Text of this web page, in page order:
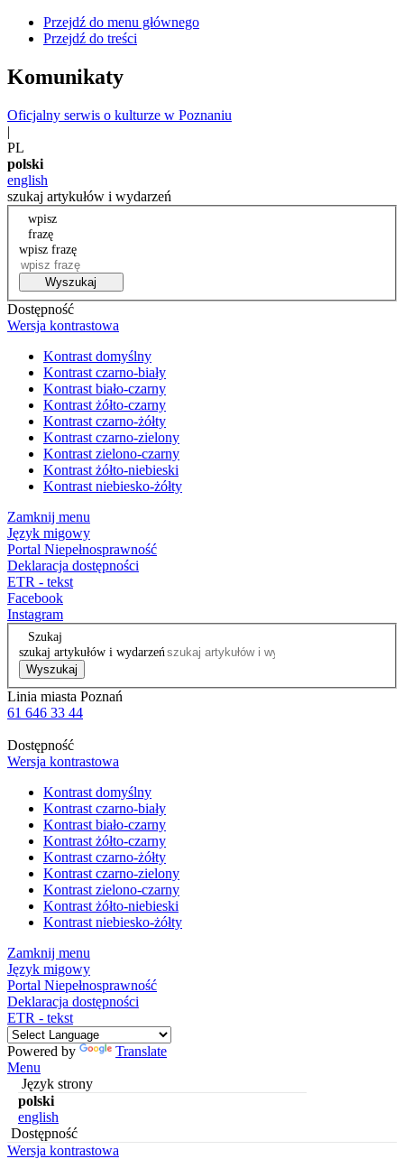
Przejdź do menu głównego
Przejdź do treści
Komunikaty
Oficjalny serwis o kulturze w Poznaniu
|
PL
polski
english
szukaj artykułów i wydarzeń
wpisz
frazę
wpisz frazę
Wyszukaj
Dostępność
Wersja kontrastowa
Kontrast domyślny
Kontrast czarno-biały
Kontrast biało-czarny
Kontrast żółto-czarny
Kontrast czarno-żółty
Kontrast czarno-zielony
Kontrast zielono-czarny
Kontrast żółto-niebieski
Kontrast niebiesko-żółty
Zamknij menu
Język migowy
Portal Niepełnosprawność
Deklaracja dostępności
ETR - tekst
Facebook
Instagram
Szukaj
szukaj artykułów i wydarzeń
Wyszukaj
Linia miasta Poznań
61 646 33 44
Dostępność
Wersja kontrastowa
Kontrast domyślny
Kontrast czarno-biały
Kontrast biało-czarny
Kontrast żółto-czarny
Kontrast czarno-żółty
Kontrast czarno-zielony
Kontrast zielono-czarny
Kontrast żółto-niebieski
Kontrast niebiesko-żółty
Zamknij menu
Język migowy
Portal Niepełnosprawność
Deklaracja dostępności
ETR - tekst
Powered by
Translate
Menu
Język strony
polski
english
Dostępność
Wersja kontrastowa